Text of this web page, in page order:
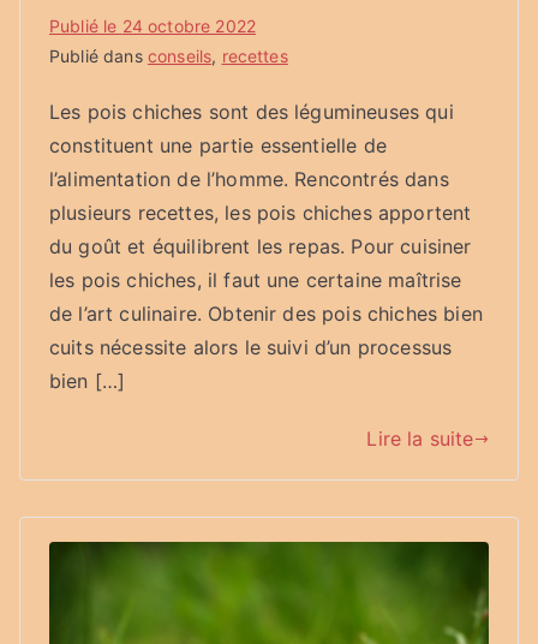
Publié le 24 octobre 2022
Publié dans conseils, recettes
Les pois chiches sont des légumineuses qui
constituent une partie essentielle de
l’alimentation de l’homme. Rencontrés dans
plusieurs recettes, les pois chiches apportent
du goût et équilibrent les repas. Pour cuisiner
les pois chiches, il faut une certaine maîtrise
de l’art culinaire. Obtenir des pois chiches bien
cuits nécessite alors le suivi d’un processus
bien […]
Lire la suite